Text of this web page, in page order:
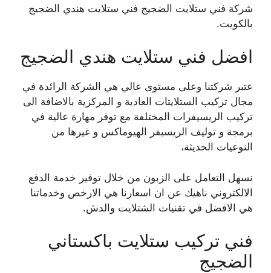
شركة فني ستلايت الضجيج فني ستلايت هندي الضجيج
بالكويت.
افضل فني ستلايت هندي الضجيج
عتبر شركتنا وعلى مستوى عالي هي الشركة الرائدة في
مجال تركيب الستلايتات العادية و المركزية بالاضافة الى
تركيب الريسيفرات المختلفة مع توفر مهارة عالية في
برمجة و توليف الريسيفر الهيوماكس و غيرها من
النوعيات الحديثة،
نسهل التعامل على الزبون من خلال توفير خدمة الدفع
الالكتروني ناهيك عن ان اسعارنا هي الارخص وخدماتنا
هي الافضل في تقنيات الشتلايت والدش.
فني تركيب ستلايت باكستاني
الضجيج